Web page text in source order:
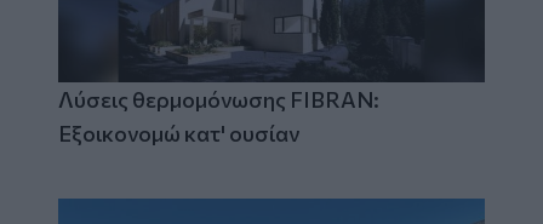
Λύσεις θερμομόνωσης FIBRAN:
Εξοικονομώ κατ' ουσίαν